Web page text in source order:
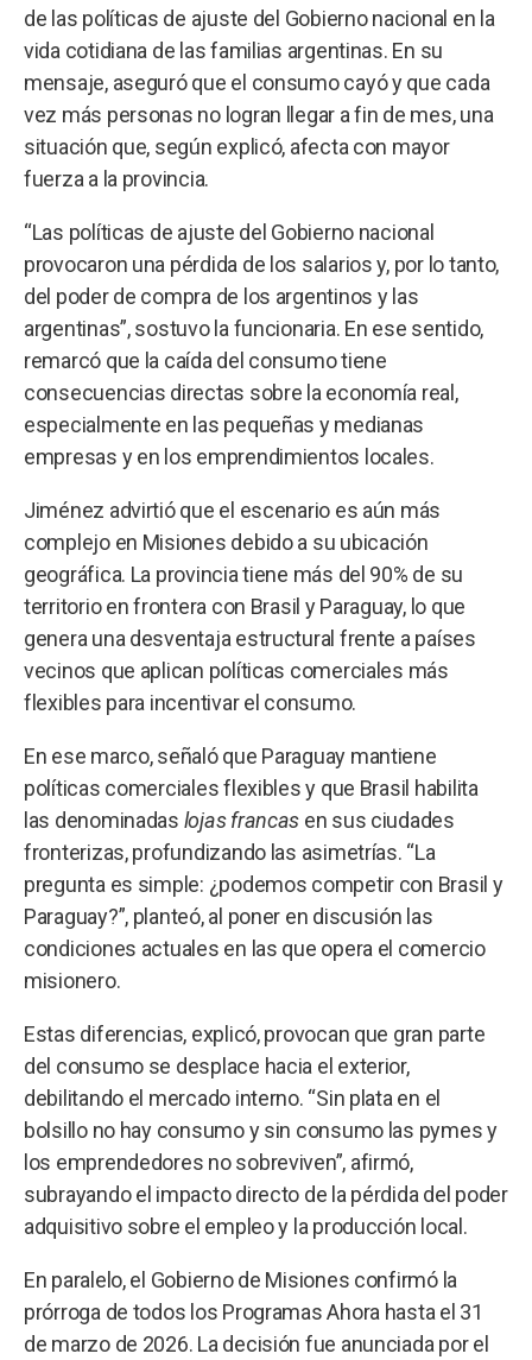
de las políticas de ajuste del Gobierno nacional en la
vida cotidiana de las familias argentinas. En su
mensaje, aseguró que el consumo cayó y que cada
vez más personas no logran llegar a fin de mes, una
situación que, según explicó, afecta con mayor
fuerza a la provincia.
“Las políticas de ajuste del Gobierno nacional
provocaron una pérdida de los salarios y, por lo tanto,
del poder de compra de los argentinos y las
argentinas”, sostuvo la funcionaria. En ese sentido,
remarcó que la caída del consumo tiene
consecuencias directas sobre la economía real,
especialmente en las pequeñas y medianas
empresas y en los emprendimientos locales.
Jiménez advirtió que el escenario es aún más
complejo en Misiones debido a su ubicación
geográfica. La provincia tiene más del 90% de su
territorio en frontera con Brasil y Paraguay, lo que
genera una desventaja estructural frente a países
vecinos que aplican políticas comerciales más
flexibles para incentivar el consumo.
En ese marco, señaló que Paraguay mantiene
políticas comerciales flexibles y que Brasil habilita
las denominadas lojas francas en sus ciudades
fronterizas, profundizando las asimetrías. “La
pregunta es simple: ¿podemos competir con Brasil y
Paraguay?”, planteó, al poner en discusión las
condiciones actuales en las que opera el comercio
misionero.
Estas diferencias, explicó, provocan que gran parte
del consumo se desplace hacia el exterior,
debilitando el mercado interno. “Sin plata en el
bolsillo no hay consumo y sin consumo las pymes y
los emprendedores no sobreviven”, afirmó,
subrayando el impacto directo de la pérdida del poder
adquisitivo sobre el empleo y la producción local.
En paralelo, el Gobierno de Misiones confirmó la
prórroga de todos los Programas Ahora hasta el 31
de marzo de 2026. La decisión fue anunciada por el